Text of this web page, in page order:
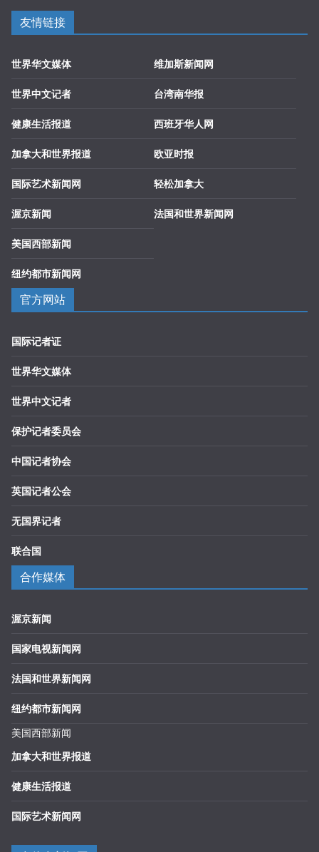
友情链接
世界华文媒体
世界中文记者
健康生活报道
加拿大和世界报道
国际艺术新闻网
渥京新闻
美国西部新闻
纽约都市新闻网
维加斯新闻网
台湾南华报
西班牙华人网
欧亚时报
轻松加拿大
法国和世界新闻网
官方网站
国际记者证
世界华文媒体
世界中文记者
保护记者委员会
中国记者协会
英国记者公会
无国界记者
联合国
合作媒体
渥京新闻
国家电视新闻网
法国和世界新闻网
纽约都市新闻网
美国西部新闻
加拿大和世界报道
健康生活报道
国际艺术新闻网